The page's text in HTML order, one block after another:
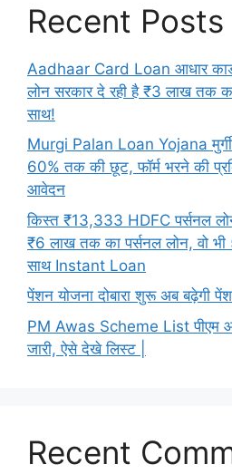
Recent Posts
Aadhaar Card Loan आधार
लोन सरकार दे रही है ₹3 लाख तक
साथ!
Murgi Palan Loan Yojana मुर्गी
60% तक की छूट, फॉर्म भरने की
आवेदन
किस्त ₹13,333 HDFC पर्सनल
₹6 लाख तक का पर्सनल लोन, वो
साथ Instant Loan
पेंशन योजना दोबारा शुरू अब बढ़ेगी
PM Awas Scheme List पीएम
जारी, ऐसे देखे लिस्ट |
Recent